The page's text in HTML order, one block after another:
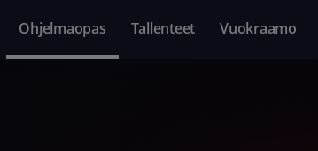
Ohjelmaopas Tallenteet Vuokraamo